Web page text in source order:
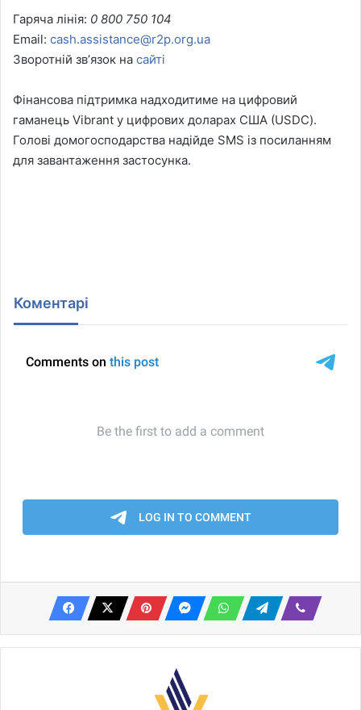
Гаряча лінія: 0 800 750 104
Email: cash.assistance@r2p.org.ua
Зворотній звʼязок на сайті
Фінансова підтримка надходитиме на цифровий
гаманець Vibrant у цифрових доларах США (USDC).
Голові домогосподарства надійде SMS із посиланням
для завантаження застосунка.
Коментарі